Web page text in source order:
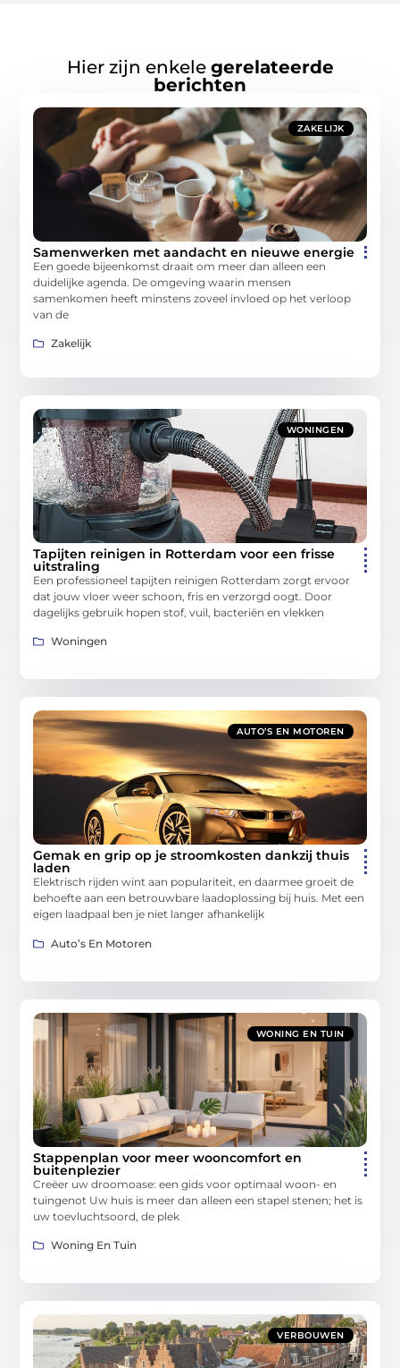
Hier zijn enkele gerelateerde
berichten
ZAKELIJK
Samenwerken met aandacht en nieuwe energie
Een goede bijeenkomst draait om meer dan alleen een
duidelijke agenda. De omgeving waarin mensen
samenkomen heeft minstens zoveel invloed op het verloop
van de
Zakelijk
WONINGEN
Tapijten reinigen in Rotterdam voor een frisse
uitstraling
Een professioneel tapijten reinigen Rotterdam zorgt ervoor
dat jouw vloer weer schoon, fris en verzorgd oogt. Door
dagelijks gebruik hopen stof, vuil, bacteriën en vlekken
Woningen
AUTO’S EN MOTOREN
Gemak en grip op je stroomkosten dankzij thuis
laden
Elektrisch rijden wint aan populariteit, en daarmee groeit de
behoefte aan een betrouwbare laadoplossing bij huis. Met een
eigen laadpaal ben je niet langer afhankelijk
Auto’s En Motoren
WONING EN TUIN
Stappenplan voor meer wooncomfort en
buitenplezier
Creëer uw droomoase: een gids voor optimaal woon- en
tuingenot Uw huis is meer dan alleen een stapel stenen; het is
uw toevluchtsoord, de plek
Woning En Tuin
VERBOUWEN